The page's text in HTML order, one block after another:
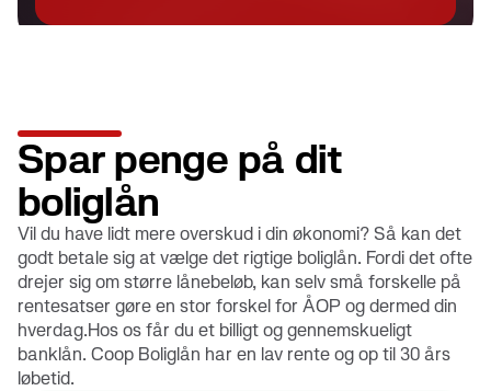
Spar penge på dit
boliglån
Vil du have lidt mere overskud i din økonomi? Så kan det
godt betale sig at vælge det rigtige boliglån. Fordi det ofte
drejer sig om større lånebeløb, kan selv små forskelle på
rentesatser gøre en stor forskel for ÅOP og dermed din
hverdag.Hos os får du et billigt og gennemskueligt
banklån. Coop Boliglån har en lav rente og op til 30 års
løbetid.